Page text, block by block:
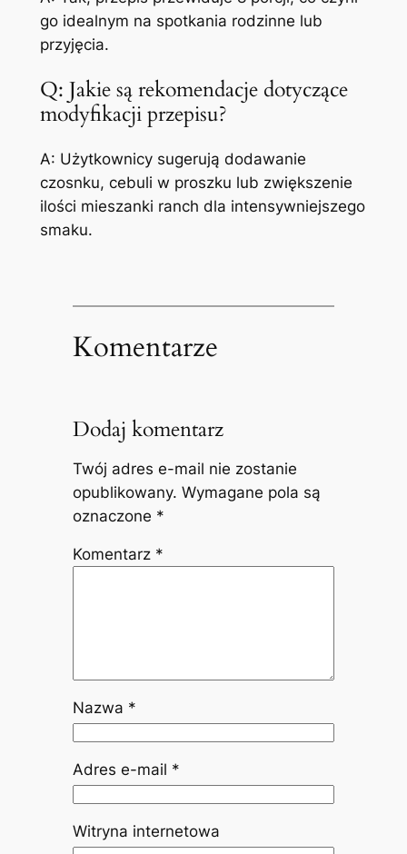
go idealnym na spotkania rodzinne lub
przyjęcia.
Q: Jakie są rekomendacje dotyczące
modyfikacji przepisu?
A: Użytkownicy sugerują dodawanie
czosnku, cebuli w proszku lub zwiększenie
ilości mieszanki ranch dla intensywniejszego
smaku.
Komentarze
Dodaj komentarz
Twój adres e-mail nie zostanie
opublikowany. Wymagane pola są
oznaczone *
Komentarz *
Nazwa *
Adres e-mail *
Witryna internetowa